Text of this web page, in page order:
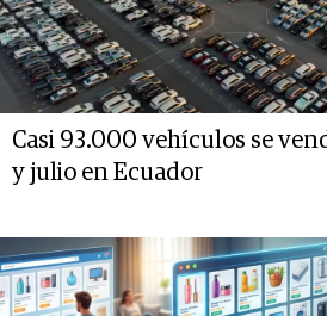
Casi 93.000 vehículos se
y julio en Ecuador